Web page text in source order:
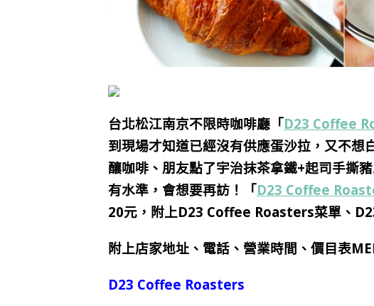
台北松江南京不限時咖啡廳「D23 Coffee
到現場才知道已經沒有供應蛋沙拉，又不
釀咖啡、朋友點了宇治抹茶拿鐵+起司手撕
有水準，會想要再訪！
「D23 Coffee
20元，附上D23 Coffee Roasters菜單、
附上店家地址、電話、營業時間、價目表
D23 Coffee Roasters